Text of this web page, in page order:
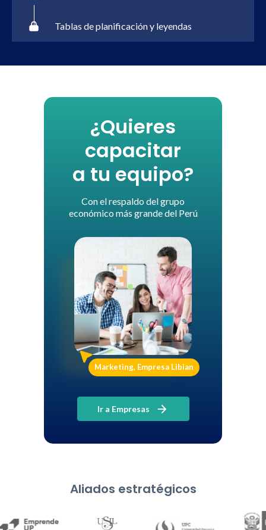
Tablas de planificación y leyendas
¿Quieres
capacitar
a tu equipo?
Con el respaldo del grupo
económico más grande del Perú
Marketing, Empresa Libian
Ir a Empresas
Aliados estratégicos